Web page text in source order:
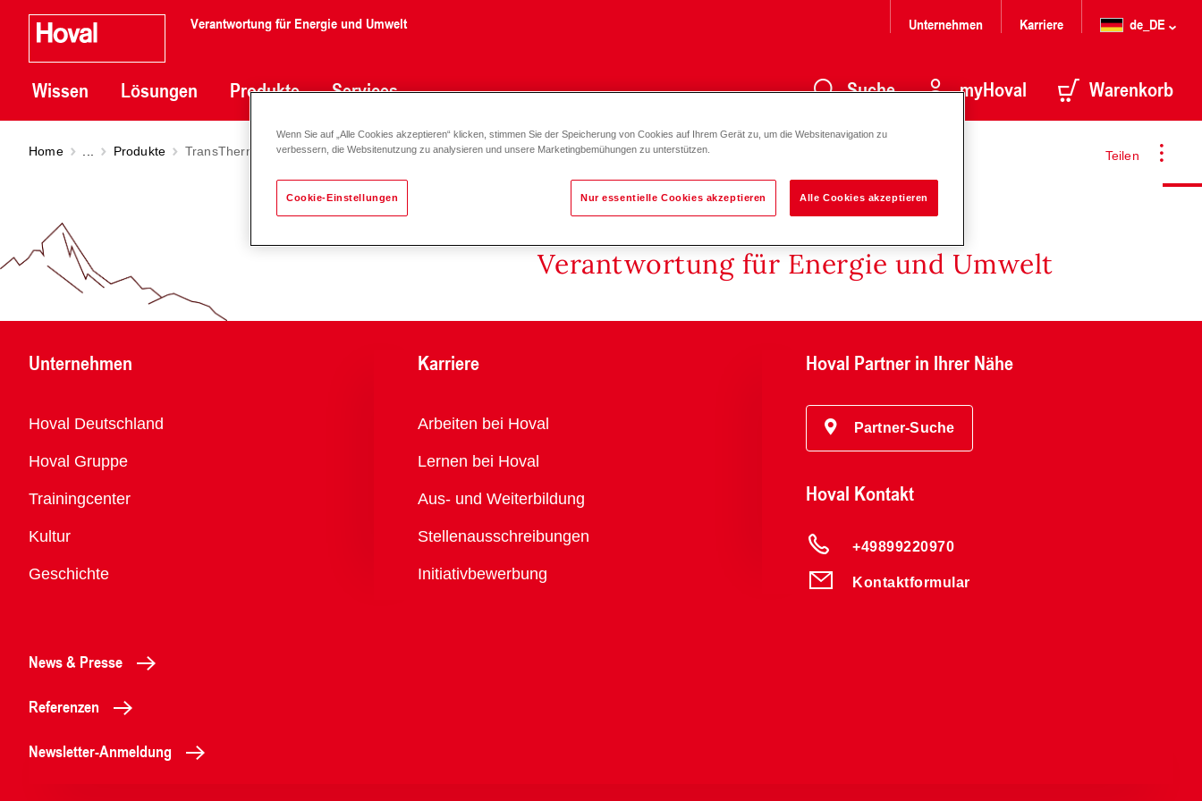
Verantwortung für Energie und Umwelt
Wissen Lösungen Produkte Services
Unternehmen Karriere de_DE
Suche myHoval Warenkorb
Teilen
Home Produkte TransTherm giro plus (H9/10 - 9/40)
Verantwortung für Energie und Umwelt
Unternehmen
Übersicht
Hoval Deutschland
Hoval Gruppe
Trainingcenter
Kultur
Geschichte
Karriere
Übersicht
Arbeiten bei Hoval
Lernen bei Hoval
Aus- und Weiterbildung
Stellenausschreibungen
Initiativbewerbung
Hoval Partner in Ihrer Nähe
Partner-Suche
Hoval Kontakt
+49899220970
Kontaktformular
News & Presse
Referenzen
Newsletter-Anmeldung
Wenn Sie auf „Alle Cookies akzeptieren“ klicken, stimmen Sie der Speicherung von Cookies auf Ihrem Gerät zu, um die Websitenavigation zu
verbessern, die Websitenutzung zu analysieren und unsere Marketingbemühungen zu unterstützen.
Cookie-Einstellungen Nur essentielle Cookies akzeptieren Alle Cookies akzeptieren